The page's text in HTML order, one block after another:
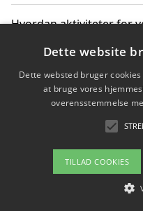
Hvordan aktiviteter for
Sådan planlægger du
reduktion
Copyright
Om / kontakt
Dette website
Dette websted bruger
at bruge vores
overensstemmelse
TILLAD COOKIES